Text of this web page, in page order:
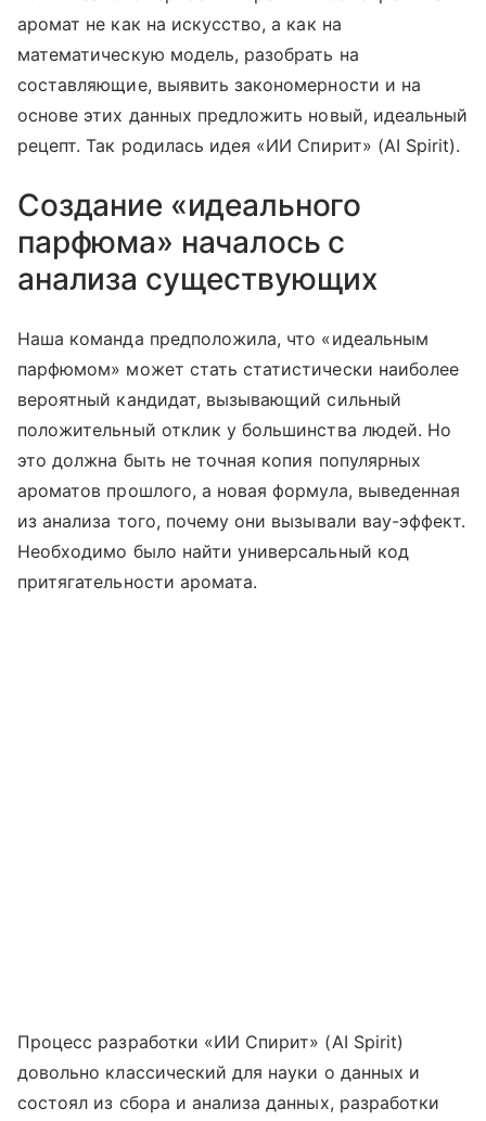
аромат не как на искусство, а как на
математическую модель, разобрать на
составляющие, выявить закономерности и на
основе этих данных предложить новый, идеальный
рецепт. Так родилась идея «ИИ Спирит» (AI Spirit).
Создание «идеального
парфюма» началось с
анализа существующих
Наша команда предположила, что «идеальным
парфюмом» может стать статистически наиболее
вероятный кандидат, вызывающий сильный
положительный отклик у большинства людей. Но
это должна быть не точная копия популярных
ароматов прошлого, а новая формула, выведенная
из анализа того, почему они вызывали вау-эффект.
Необходимо было найти универсальный код
притягательности аромата.
Процесс разработки «ИИ Спирит» (AI Spirit)
довольно классический для науки о данных и
состоял из сбора и анализа данных, разработки